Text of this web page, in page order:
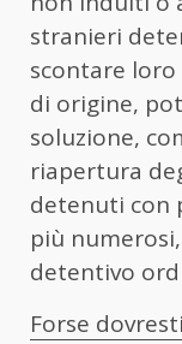
stranieri
scontare loro
di origine,
soluzione,
riapertura
detenuti con
più
detentivo
Forse